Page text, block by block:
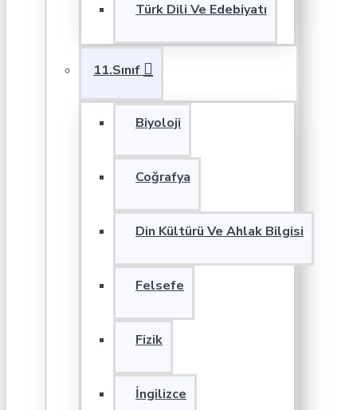
Türk Dili Ve Edebiyatı
11.Sınıf
Biyoloji
Coğrafya
Din Kültürü Ve Ahlak Bilgisi
Felsefe
Fizik
İngilizce